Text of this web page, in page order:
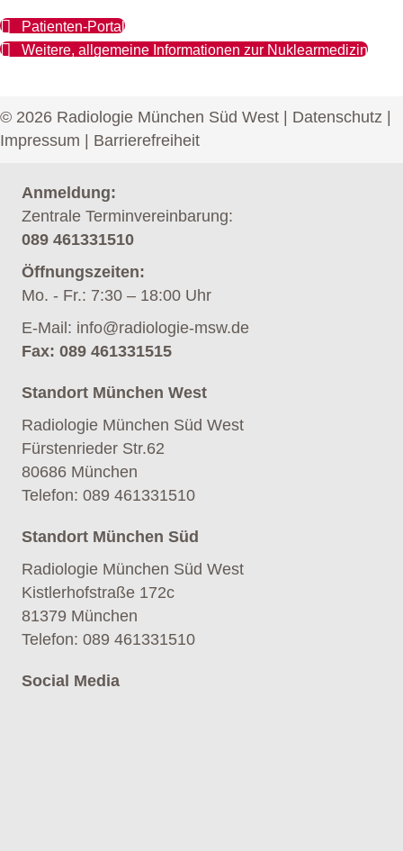
Patienten-Portal
Weitere, allgemeine Informationen zur Nuklearmedizin
© 2026 Radiologie München Süd West | Datenschutz
Impressum
Barrierefreiheit
Anmeldung:
Zentrale Terminvereinbarung:
089 461331510
Öffnungszeiten:
Mo. - Fr.: 7:30 – 18:00 Uhr
E-Mail: info@radiologie-msw.de
Fax: 089 461331515
Standort München West
Radiologie München Süd West
Fürstenrieder Str.62
80686 München
Telefon: 089 461331510
Standort München Süd
Radiologie München Süd West
Kistlerhofstraße 172c
81379 München
Telefon: 089 461331510
Social Media